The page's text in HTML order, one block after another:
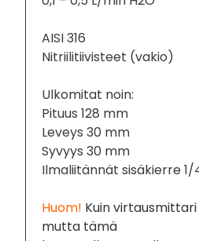
AISI 316
Nitriilitiivisteet (vakio)
Ulkomitat noin:
Pituus 128 mm
Leveys 30 mm
Syvyys 30 mm
Ilmaliitännät sisäkierre 1/
Huom! Kuin virtausmittari
mutta tämä